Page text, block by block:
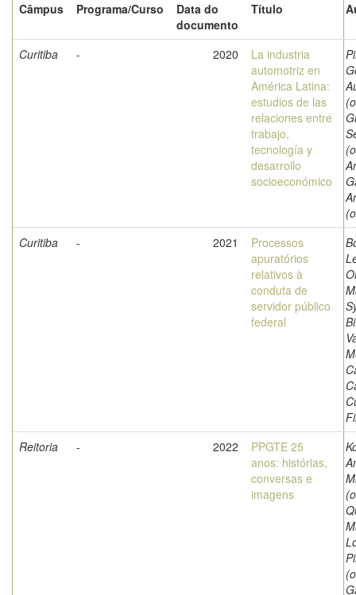
Câmpus
Programa/Curso
Data do
documento
Título
Curitiba - 2020
La industria
automotriz en
América Latina:
estudios de las
relaciones entre
trabajo,
tecnología y
desarrollo
socioeconómico
Curitiba
- 2021
Processos
apuratórios
relativos à
conduta de
servidor público
federal
Reitoria
- 2022
PPGTE 25
anos: histórias,
conversas e
imagens